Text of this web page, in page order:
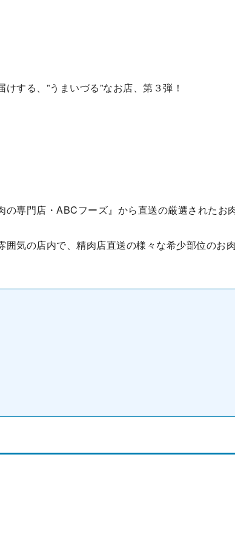
する、”うまいづる”なお店、第３弾！
専門店・ABCフーズ』から直送の厳選されたお
気の店内で、精肉店直送の様々な希少部位のお